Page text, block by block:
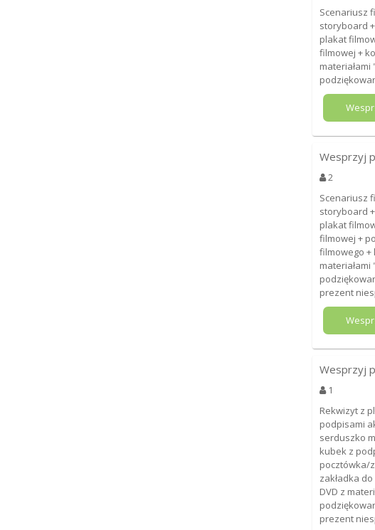
Scenariusz
storyboard
plakat
filmowej +
Wesprzyj
2
Scenariusz
storyboard
plakat
filmowej +
filmowego +
prezent
Wesprzyj
1
Rekwizyt z
podpisami
serduszko
kubek z
pocztówka/
zakładka
DVD z
prezent